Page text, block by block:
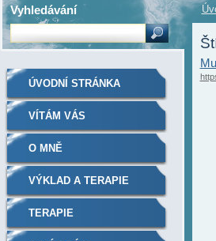
ÚVODNÍ STRÁNKA
VÍTÁM VÁS
O MNĚ
VÝKLAD A TERAPIE
TERAPIE
Vyhledávání